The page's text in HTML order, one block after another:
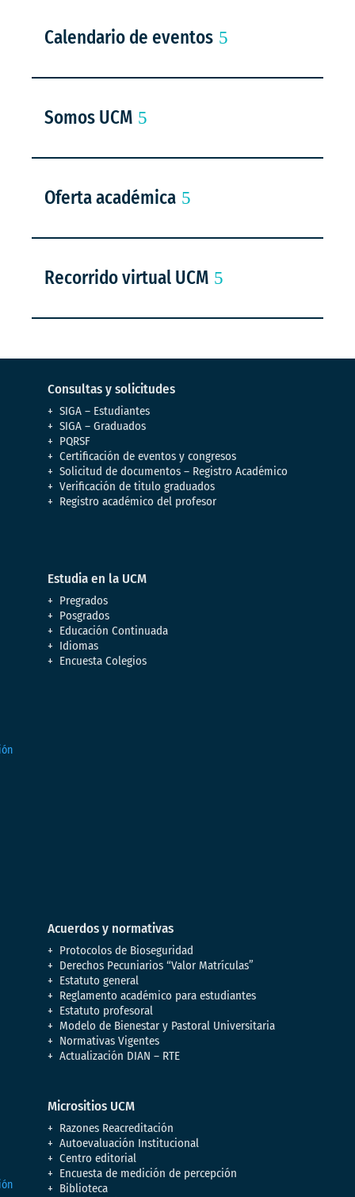
Calendario de eventos
Somos UCM
Oferta académica
Recorrido virtual UCM
Consultas y solicitudes
SIGA – Estudiantes
SIGA – Graduados
PQRSF
Certificación de eventos y congresos
Solicitud de documentos – Registro Académico
Verificación de titulo graduados
Registro académico del profesor
Estudia en la UCM
Pregrados
Posgrados
Educación Continuada
Idiomas
Encuesta Colegios
Acuerdos y normativas
Protocolos de Bioseguridad
Derechos Pecuniarios “Valor Matrículas”
Estatuto general
Reglamento académico para estudiantes
Estatuto profesoral
Modelo de Bienestar y Pastoral Universitaria
Normativas Vigentes
Actualización DIAN – RTE
Micrositios UCM
Razones Reacreditación
Autoevaluación Institucional
Centro editorial
Encuesta de medición de percepción
Biblioteca